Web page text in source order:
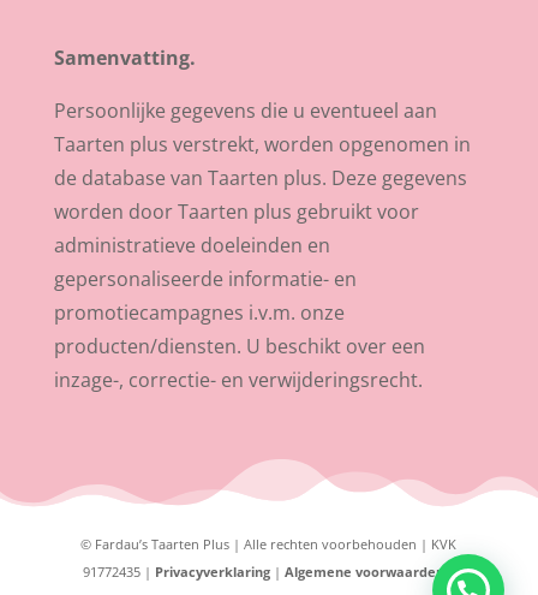
Samenvatting.
Persoonlijke gegevens die u eventueel aan
Taarten plus verstrekt, worden opgenomen in
de database van Taarten plus. Deze gegevens
worden door Taarten plus gebruikt voor
administratieve doeleinden en
gepersonaliseerde informatie- en
promotiecampagnes i.v.m. onze
producten/diensten. U beschikt over een
inzage-, correctie- en verwijderingsrecht.
© Fardau’s Taarten Plus | Alle rechten voorbehouden | KVK
91772435 | Privacyverklaring| Algemene voorwaarden |